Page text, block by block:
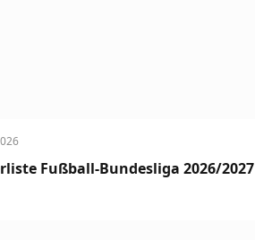
Fußball-Bundesliga 2026/2027